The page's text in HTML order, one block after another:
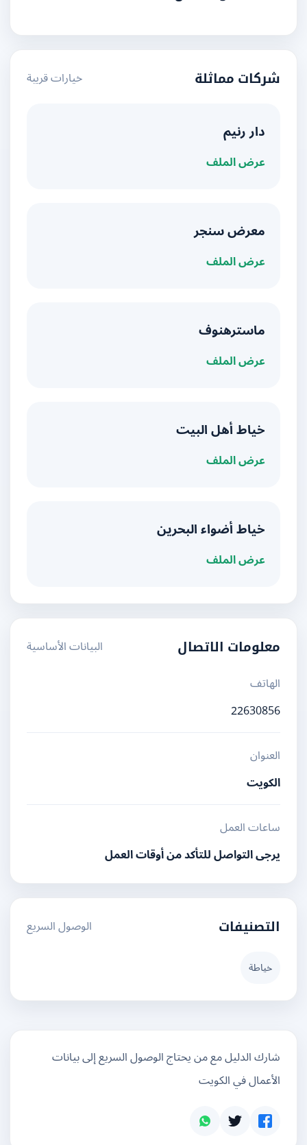
شركات مماثلة خيارات قريبة
دار رنيم
عرض الملف
معرض سنجر
عرض الملف
ماسترهنوف
عرض الملف
خياط أهل البيت
عرض الملف
خياط أضواء البحرين
عرض الملف
معلومات الاتصال
البيانات الأساسية
الهاتف
22630856
العنوان
الكويت
ساعات العمل
يرجى التواصل للتأكد من أوقات العمل
التصنيفات الوصول السريع
شارك الدليل مع من يحتاج الوصول السريع إلى بيانات
الأعمال في الكويت